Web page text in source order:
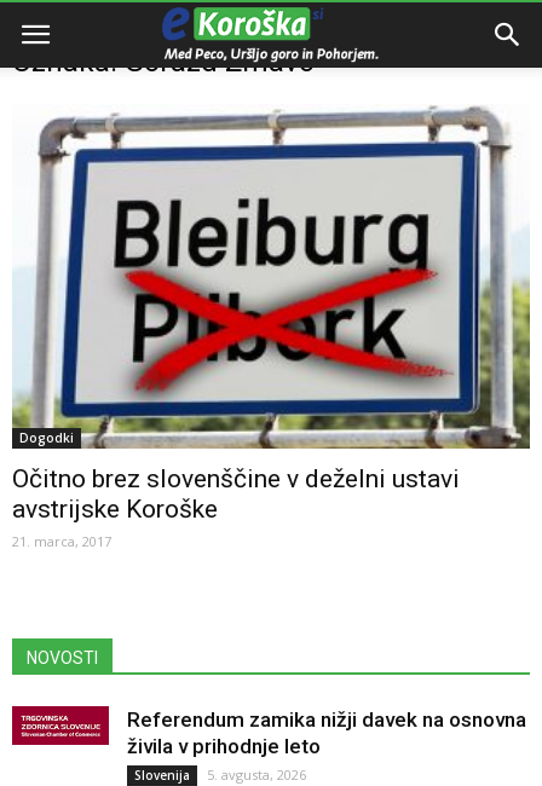
Domov Gorazd Žmavc
Oznaka: Gorazd Žmavc
Dogodki
Očitno brez slovenščine v deželni ustavi
avstrijske Koroške
21. marca, 2017
NOVOSTI
Referendum zamika nižji davek na osnovna
živila v prihodnje leto
Slovenija 5. avgusta, 2026